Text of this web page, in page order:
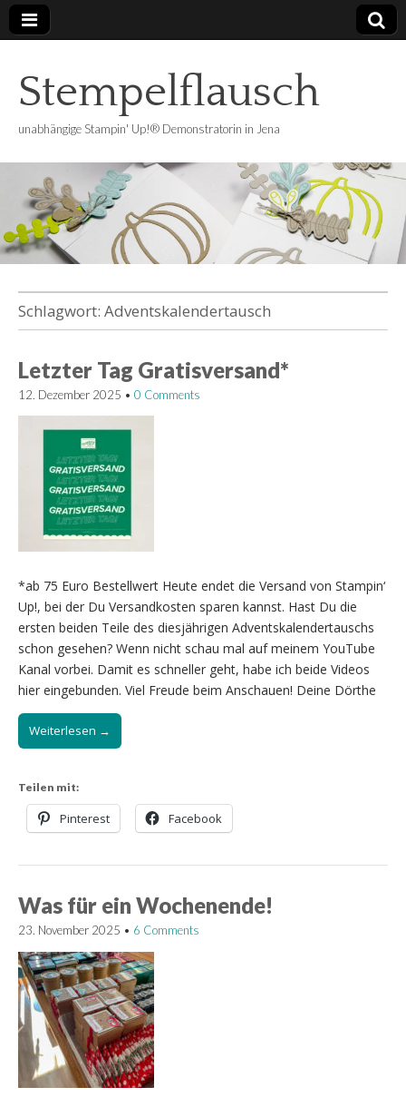
Stempelflausch
unabhängige Stampin' Up!® Demonstratorin in Jena
Schlagwort: Adventskalendertausch
Letzter Tag Gratisversand*
12. Dezember 2025 • 0 Comments
*ab 75 Euro Bestellwert Heute endet die Versand von Stampin‘
Up!, bei der Du Versandkosten sparen kannst. Hast Du die
ersten beiden Teile des diesjährigen Adventskalendertauschs
schon gesehen? Wenn nicht schau mal auf meinem YouTube
Kanal vorbei. Damit es schneller geht, habe ich beide Videos
hier eingebunden. Viel Freude beim Anschauen! Deine Dörthe
Weiterlesen →
Teilen mit:
Pinterest Facebook
Was für ein Wochenende!
23. November 2025 • 6 Comments